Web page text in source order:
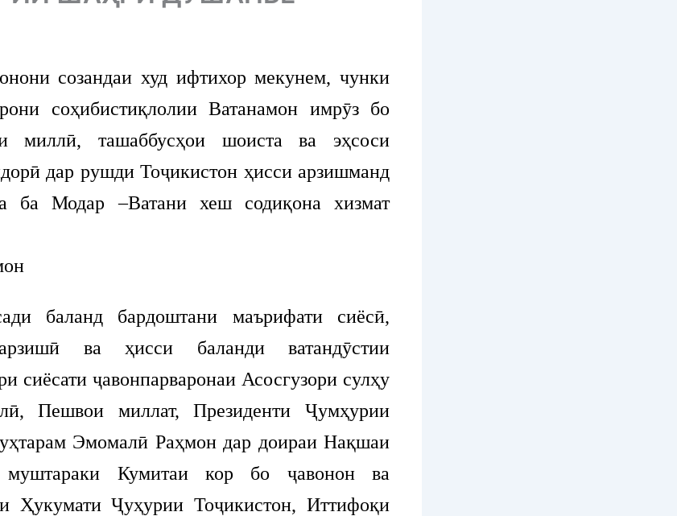
созандаи худ ифтихор мекунем, чунки
соҳибистиқлолии Ватанамон имрӯз бо
миллӣ, ташаббусҳои шоиста ва эҳсоси
дар рушди Тоҷикистон ҳисси арзишманд
ба Модар –Ватани хеш содиқона хизмат
баланд бардоштани маърифати сиёсӣ,
ва ҳисси баланди ватандӯстии
сиёсати ҷавонпарваронаи Асосгузори сулҳу
Пешвои миллат, Президенти Ҷумҳурии
Эмомалӣ Раҳмон дар доираи Нақшаи
муштараки Кумитаи кор бо ҷавонон ва
Ҳукумати Ҷуҳурии Тоҷикистон, Иттифоқи